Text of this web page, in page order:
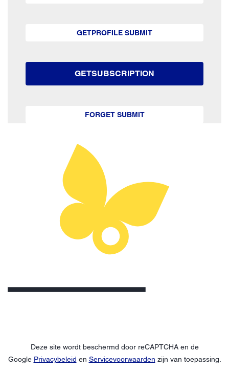
GETPROFILE SUBMIT
GETSUBSCRIPTION
FORGET SUBMIT
Deze site wordt beschermd door reCAPTCHA en de
Google Privacybeleid en Servicevoorwaarden zijn van toepassing.